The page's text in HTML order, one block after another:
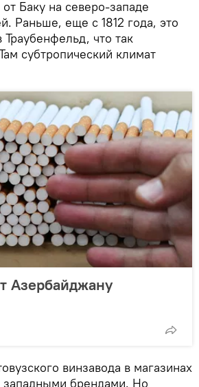
Баку на северо-западе
Раньше, еще с 1812 года, это
что так
субтропический климат
Азербайджану
винзавода в магазинах
западными брендами. Но